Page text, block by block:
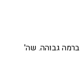
ברמה גבוהה. שה'